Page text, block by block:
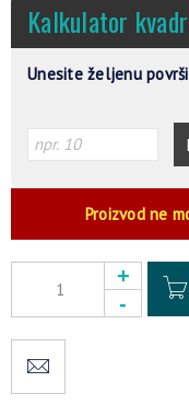
Kalkulator
Unesite željenu
Proizvod ne